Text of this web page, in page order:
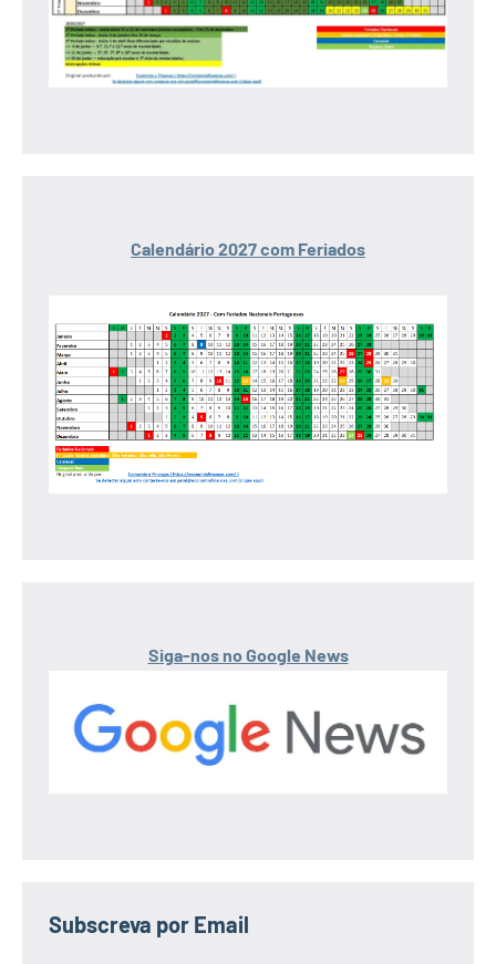
Calendário 2027 com Feriados
Siga-nos no Google News
Subscreva por Email